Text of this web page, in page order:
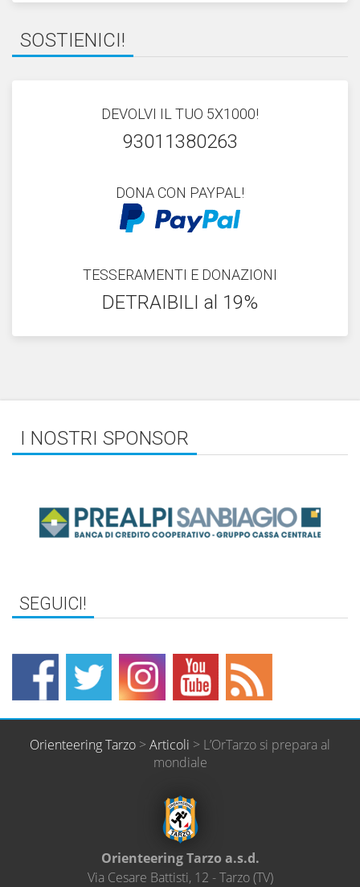
SOSTIENICI!
DEVOLVI IL TUO 5X1000!
93011380263
DONA CON PAYPAL!
TESSERAMENTI E DONAZIONI
DETRAIBILI al 19%
I NOSTRI SPONSOR
Orienteering Tarzo > Articoli > L’OrTarzo si prepara al
mondiale
Orienteering Tarzo a.s.d.
Via Cesare Battisti, 12 -Tarzo(TV)